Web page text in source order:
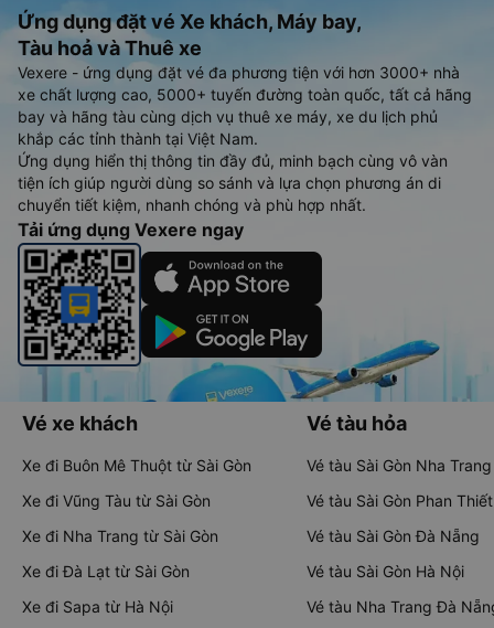
Ứng dụng đặt vé Xe khách, Máy bay,
Tàu hoả và Thuê xe
Vexere - ứng dụng đặt vé đa phương tiện với hơn 3000+ nhà
xe chất lượng cao, 5000+ tuyến đường toàn quốc, tất cả hãng
bay và hãng tàu cùng dịch vụ thuê xe máy, xe du lịch phủ
khắp các tỉnh thành tại Việt Nam.
Ứng dụng hiển thị thông tin đầy đủ, minh bạch cùng vô vàn
tiện ích giúp người dùng so sánh và lựa chọn phương án di
chuyển tiết kiệm, nhanh chóng và phù hợp nhất.
Tải ứng dụng Vexere ngay
Vé xe khách
Xe đi Buôn Mê Thuột từ Sài Gòn
Xe đi Vũng Tàu từ Sài Gòn
Xe đi Nha Trang từ Sài Gòn
Xe đi Đà Lạt từ Sài Gòn
Xe đi Sapa từ Hà Nội
Vé tàu hỏa
Vé tàu Sài Gòn Nha Trang
Vé tàu Sài Gòn Phan Thiết
Vé tàu Sài Gòn Đà Nẵng
Vé tàu Sài Gòn Hà Nội
Vé tàu Nha Trang Đà